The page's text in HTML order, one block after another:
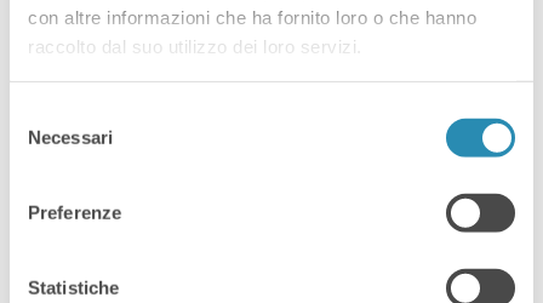
con altre informazioni che ha fornito loro o che hanno
raccolto dal suo utilizzo dei loro servizi.
delNecessari
Preferenze
Statistiche
Le spese ammissibili comprendono
essere necessariamente fatturate